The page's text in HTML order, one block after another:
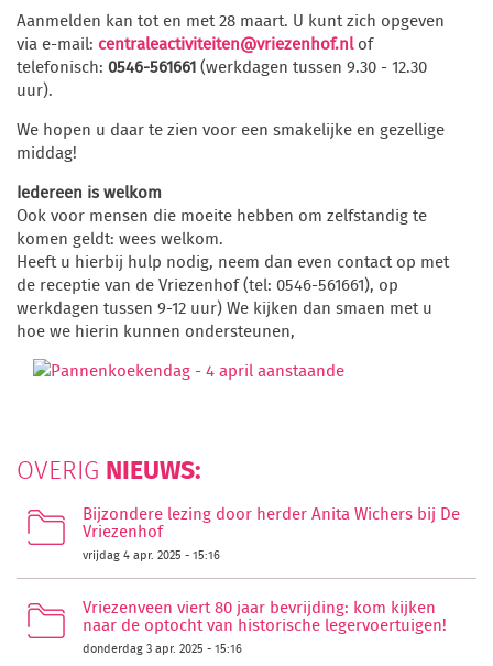
Aanmelden kan tot en met 28 maart. U kunt zich opgeven
via e-mail: centraleactiviteiten@vriezenhof.nlof
telefonisch: 0546-561661(werkdagen tussen 9.30 - 12.30
uur).
We hopen u daar te zien voor een smakelijke en gezellige
middag!
Iedereen is welkom
Ook voor mensen die moeite hebben om zelfstandig te
komen geldt: wees welkom.
Heeft u hierbij hulp nodig, neem dan even contact op met
de receptie van de Vriezenhof (tel: 0546-561661), op
werkdagen tussen 9-12 uur) We kijken dan smaen met u
hoe we hierin kunnen ondersteunen,
OVERIG NIEUWS:
Bijzondere lezing door herder Anita Wichers bij De
Vriezenhof
vrijdag 4 apr. 2025 - 15:16
Vriezenveen viert 80 jaar bevrijding: kom kijken
naar de optocht van historische legervoertuigen!
donderdag 3 apr. 2025 - 15:16